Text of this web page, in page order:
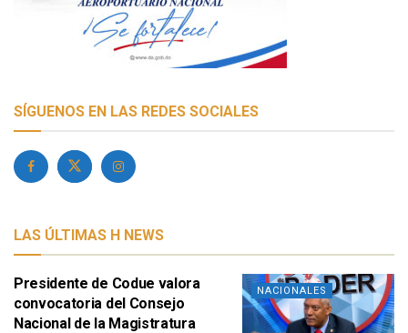
SÍGUENOS EN LAS REDES SOCIALES
LAS ÚLTIMAS H NEWS
NACIONALES
Presidente de Codue valora
convocatoria del Consejo
Nacional de la Magistratura